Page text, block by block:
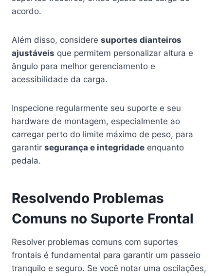
acordo.
Além disso, considere suportes dianteiros
ajustáveis que permitem personalizar altura e
ângulo para melhor gerenciamento e
acessibilidade da carga.
Inspecione regularmente seu suporte e seu
hardware de montagem, especialmente ao
carregar perto do limite máximo de peso, para
garantir segurança e integridade enquanto
pedala.
Resolvendo Problemas
Comuns no Suporte Frontal
Resolver problemas comuns com suportes
frontais é fundamental para garantir um passeio
tranquilo e seguro. Se você notar uma oscilações,